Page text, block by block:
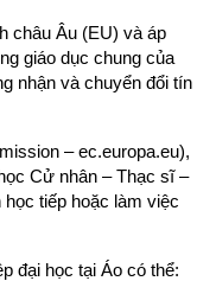
châu Âu (EU) và áp
giáo dục chung của
nhận và chuyển đổi tín
– ec.europa.eu),
Cử nhân – Thạc sĩ –
học tiếp hoặc làm việc
đại học tại Áo có thể: